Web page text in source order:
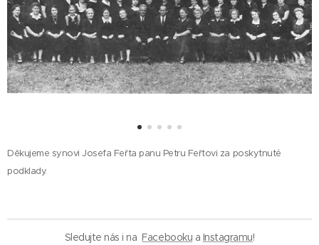
Děkujeme synovi Josefa Feřta panu Petru Feřtovi za poskytnuté
podklady.
Sledujte nás i na Facebooku a Instagramu!